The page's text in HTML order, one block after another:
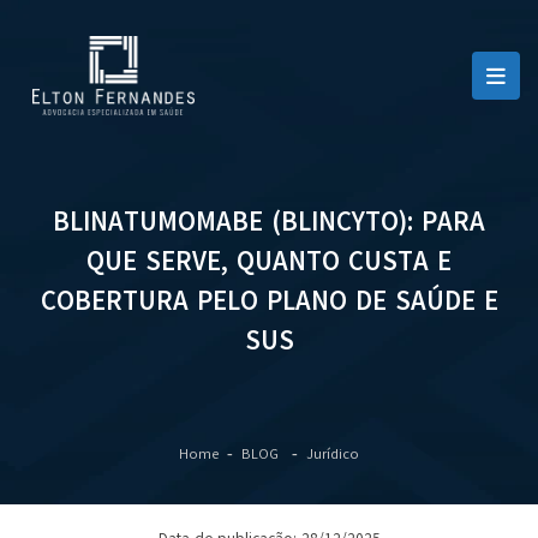
BLINATUMOMABE (BLINCYTO): PARA
QUE SERVE, QUANTO CUSTA E
COBERTURA PELO PLANO DE SAÚDE E
SUS
Home BLOG Jurídico